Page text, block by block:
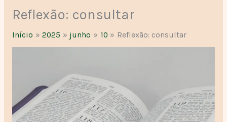
Reflexão: consultar
Início 2025 junho 10 Reflexão: consultar